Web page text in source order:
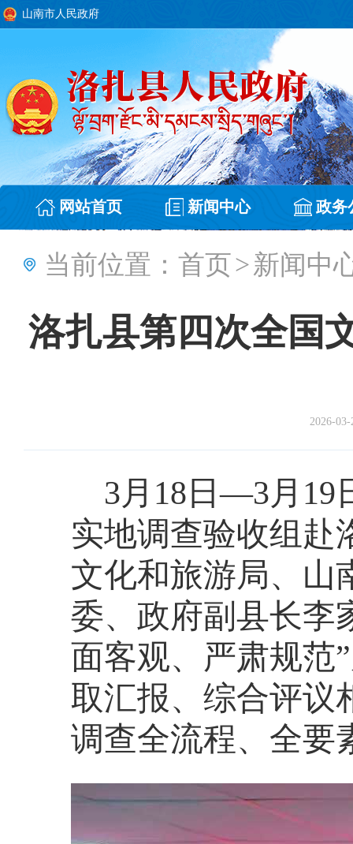
山南市人民政府
网站首页 新闻中心 政务
当前位置： 首页>新闻中
洛扎县第四次全国
2026-
3月18日—3月19
实地调查验收组赴
文化和旅游局、山
委、政府副县长李
面客观、严肃规范
取汇报、综合评议
调查全流程、全要